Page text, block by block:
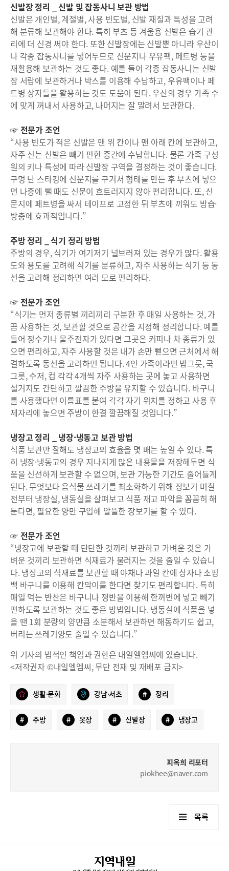
신발장 정리 _ 신발 및 잡동사니 보관 방법
신발은 개인별, 계절별, 사용 빈도별, 신발 재질과 특성을 고려
해 분류해 보관해야 한다. 특히 부츠 등 겨울용 신발은 습기 관
리에 더 신경 써야 한다. 또한 신발장에는 신발뿐 아니라 우산이
나 각종 잡동사니를 넣어두므로 신문지나 우유팩, 페트병 등을
재활용해 보관하는 것도 좋다. 예를 들어 각종 잡동사니는 신발
장 서랍에 보관하거나 박스를 이용해 수납하고, 우유팩이나 페
트병 상자들을 활용하는 것도 도움이 된다. 우산의 경우 가족 수
에 맞게 꺼내서 사용하고, 나머지는 잘 말려서 보관한다.
☞ 전문가 조언
“사용 빈도가 적은 신발은 맨 위 칸이나 맨 아래 칸에 보관하고,
자주 신는 신발은 빼기 편한 중간에 수납합니다. 물론 가족 구성
원의 키나 특성에 따라 신발장 구역을 결정하는 것이 좋습니다.
구멍 난 스타킹에 신문지를 구겨서 형태를 만든 후 부츠에 넣으
면 나중에 뺄 때도 신문이 흐트러지지 않아 편리합니다. 또, 신
문지에 페트병을 싸서 테이프로 고정한 뒤 부츠에 끼워도 방습·
방충에 효과적입니다.”
주방 정리 _ 식기 정리 방법
주방의 경우, 식기가 여기저기 널브러져 있는 경우가 많다. 활용
도와 용도를 고려해 식기를 분류하고, 자주 사용하는 식기 등 동
선을 고려해 정리하면 여러 모로 편리하다.
☞ 전문가 조언
“식기는 먼저 종류별 끼리끼리 구분한 후 매일 사용하는 것, 가
끔 사용하는 것, 보관할 것으로 공간을 지정해 정리합니다. 예를
들어 정수기나 물주전자가 있다면 그곳은 커피나 차 종류가 있
으면 편리하고, 자주 사용할 것은 내가 손만 뻗으면 근처에서 해
결하도록 동선을 고려하면 됩니다. 4인 가족이라면 밥그릇, 국
그릇, 수저, 컵 각각 4개씩 자주 사용하는 곳에 놓고 사용하면
설거지도 간단하고 깔끔한 주방을 유지할 수 있습니다. 바구니
를 사용했다면 이름표를 붙여 각각 자기 위치를 정하고 사용 후
제자리에 놓으면 주방이 한결 깔끔해질 것입니다.”
냉장고 정리 _ 냉장·냉동고 보관 방법
식품 보관만 잘해도 냉장고의 효율을 몇 배는 높일 수 있다. 특
히 냉장·냉동고의 경우 지나치게 많은 내용물을 저장해두면 식
품을 신선하게 보관할 수 없으며, 보관 가능한 기간도 줄어들게
된다. 무엇보다 음식물 쓰레기를 최소화하기 위해 장보기 며칠
전부터 냉장실, 냉동실을 살펴보고 식품 재고 파악을 꼼꼼히 해
둔다면, 필요한 양만 구입해 알뜰한 장보기를 할 수 있다.
☞ 전문가 조언
“냉장고에 보관할 때 단단한 것끼리 보관하고 가벼운 것은 가
벼운 것끼리 보관하면 식재료가 물러지는 것을 줄일 수 있습니
다. 냉장고의 식재료를 보관할 때 야채나 과일 칸에 상자나 소핑
백 바구니를 이용해 칸막이를 한다면 찾기도 편리합니다. 특히
매일 먹는 반찬은 바구니나 쟁반을 이용해 한꺼번에 넣고 빼기
편하도록 보관하는 것도 좋은 방법입니다. 냉동실에 식품을 넣
을 땐 1회 분량의 양만큼 소분해서 보관하면 해동하기도 쉽고,
버리는 쓰레기양도 줄일 수 있습니다.”
위 기사의 법적인 책임과 권한은 내일엘엠씨에 있습니다.
<저작권자 ©내일엘엠씨, 무단 전재 및 재배포 금지>
생활·문화 강남·서초 # 정리
# 주방 # 옷장 # 신발장 # 냉장고
피옥희 리포터
piokhee@naver.com
목록